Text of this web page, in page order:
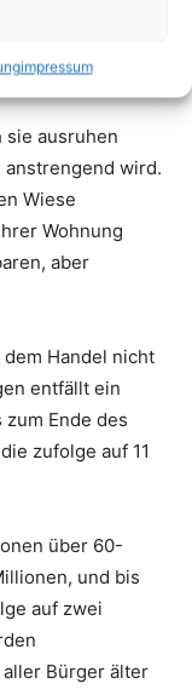
impressum